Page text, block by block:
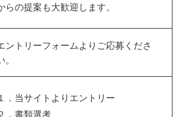
らの提案も大歓迎します。
ントリーフォームよりご応募くださ
。
．当サイトよりエントリー
．書類選考